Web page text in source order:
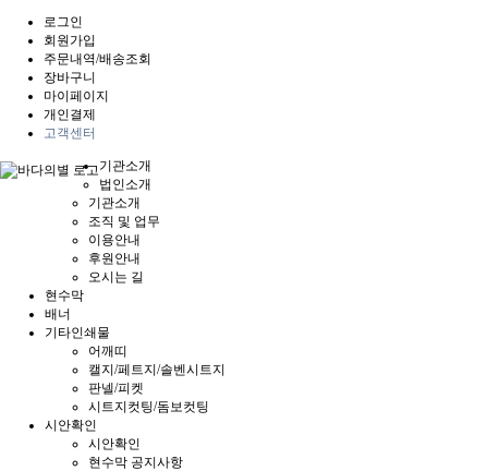
로그인
회원가입
주문내역/배송조회
장바구니
마이페이지
개인결제
고객센터
기관소개
법인소개
기관소개
조직 및 업무
이용안내
후원안내
오시는 길
현수막
배너
기타인쇄물
어깨띠
캘지/페트지/솔벤시트지
판넬/피켓
시트지컷팅/돔보컷팅
시안확인
시안확인
현수막 공지사항